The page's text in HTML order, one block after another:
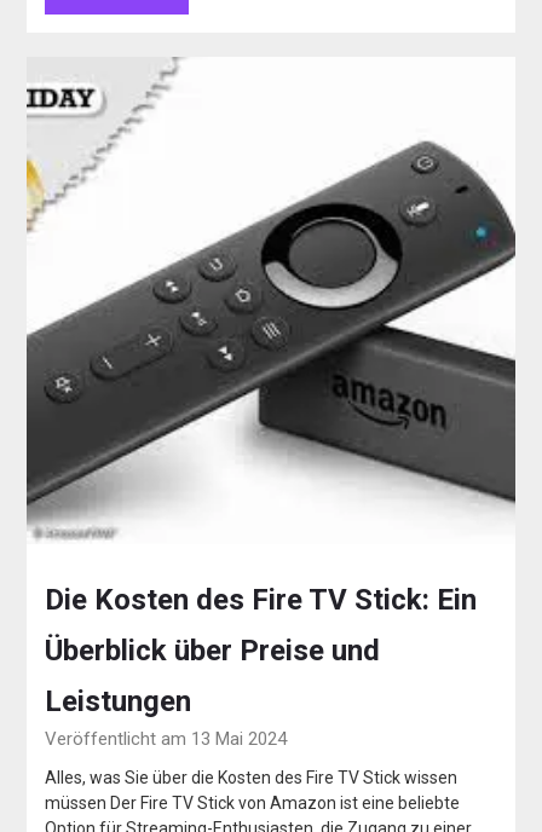
Die Kosten des Fire TV Stick: Ein
Überblick über Preise und
Leistungen
Veröffentlicht am 13 Mai 2024
Alles, was Sie über die Kosten des Fire TV Stick wissen
müssen Der Fire TV Stick von Amazon ist eine beliebte
Option für Streaming-Enthusiasten, die Zugang zu einer